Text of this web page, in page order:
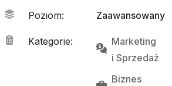
Poziom: Zaawansowany
Kategorie:
Marketing
i Sprzedaż
Biznes